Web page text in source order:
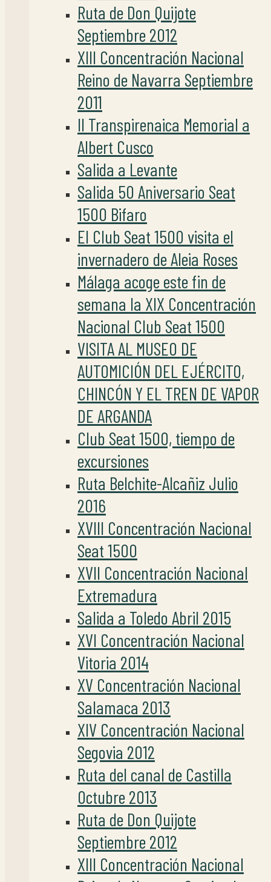
Ruta de Don Quijote
Septiembre 2012
XIII Concentración Nacional
Reino de Navarra Septiembre
2011
II Transpirenaica Memorial a
Albert Cusco
Salida a Levante
Salida 50 Aniversario Seat
1500 Bifaro
El Club Seat 1500 visita el
invernadero de Aleia Roses
Málaga acoge este fin de
semana la XIX Concentración
Nacional Club Seat 1500
VISITA AL MUSEO DE
AUTOMICIÓN DEL EJÉRCITO,
CHINCÓN Y EL TREN DE VAPOR
DE ARGANDA
Club Seat 1500, tiempo de
excursiones
Ruta Belchite-Alcañiz Julio
2016
XVIII Concentración Nacional
Seat 1500
XVII Concentración Nacional
Extremadura
Salida a Toledo Abril 2015
XVI Concentración Nacional
Vitoria 2014
XV Concentración Nacional
Salamaca 2013
XIV Concentración Nacional
Segovia 2012
Ruta del canal de Castilla
Octubre 2013
Ruta de Don Quijote
Septiembre 2012
XIII Concentración Nacional